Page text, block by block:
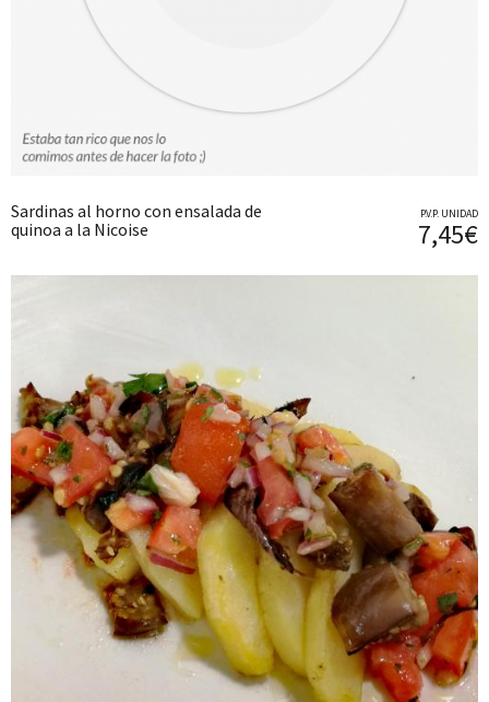
Sardinas al horno con ensalada de
quinoa a la Nicoise
P.V.P. UNIDAD
7,45€